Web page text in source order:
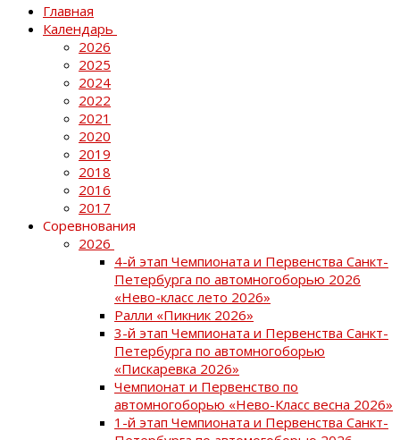
Главная
Календарь
2026
2025
2024
2022
2021
2020
2019
2018
2016
2017
Соревнования
2026
4-й этап Чемпионата и Первенства Санкт-
Петербурга по автомногоборью 2026
«Нево-класс лето 2026»
Ралли «Пикник 2026»
3-й этап Чемпионата и Первенства Санкт-
Петербурга по автомногоборью
«Пискаревка 2026»
Чемпионат и Первенство по
автомногоборью «Нево-Класс весна 2026»
1-й этап Чемпионата и Первенства Санкт-